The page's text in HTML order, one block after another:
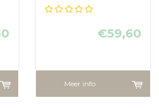
Foundation -
€59,60
Meer info